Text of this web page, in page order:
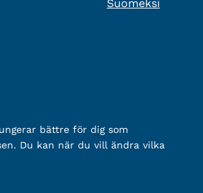
Suomeksi
bättre för dig som
Du kan när du vill ändra vilka